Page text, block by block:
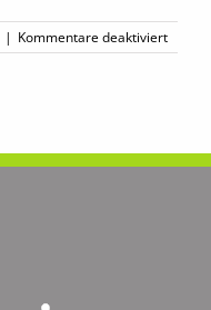
| Kommentare deaktiviertfür